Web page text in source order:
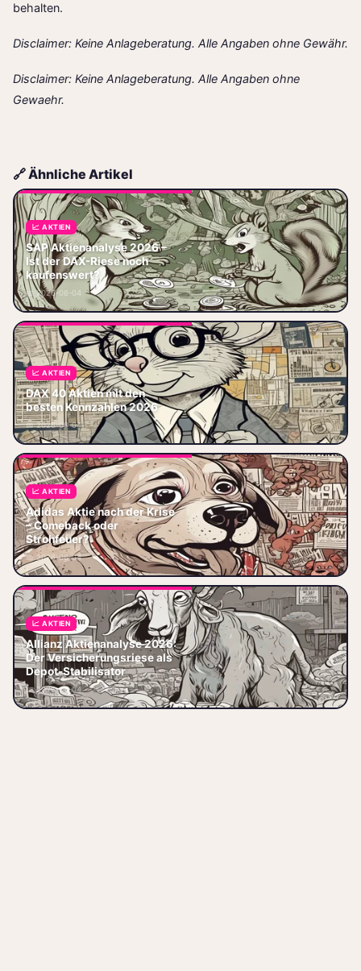
behalten.
Disclaimer: Keine Anlageberatung. Alle Angaben ohne Gewähr.
Disclaimer: Keine Anlageberatung. Alle Angaben ohne
Gewaehr.
🔗 Ähnliche Artikel
📈 AKTIEN
SAP Aktienanalyse 2026 –
Ist der DAX-Riese noch
kaufenswert?
📅 2026-06-04
SAP Aktienanalyse 2025 – Ist
der DAX-Riese noch
kaufenswert? SAP ist aktuell
der absolute Laufstiefel im DAX.
Wer die T
📈 AKTIEN
DAX 40 Aktien mit den
besten Kennzahlen 2026
📅 2026-06-04
DAX 40 Aktien mit den besten
Kennzahlen 2025 – Woran
machst du dein Geld fest?
Wenn du nach DAX 40 Aktien
mit den besten
📈 AKTIEN
Adidas Aktie nach der Krise
– Comeback oder
Strohfeuer?
📅 2026-06-04
Adidas Aktie nach der Krise –
Comeback oder Strohfeuer? Die
Adidas Aktie hat einiges hinter
sich. Wer das Papier 2022 o
📈 AKTIEN
Allianz Aktienanalyse 2026:
Der Versicherungsriese als
Depot-Stabilisator
📅 2026-06-04
Allianz Aktienanalyse 2026:
Kennzahlen, Dividende,
Wachstumsstrategie. Ist die
Allianz-Aktie aktuell ein Kauf?
Chancen u